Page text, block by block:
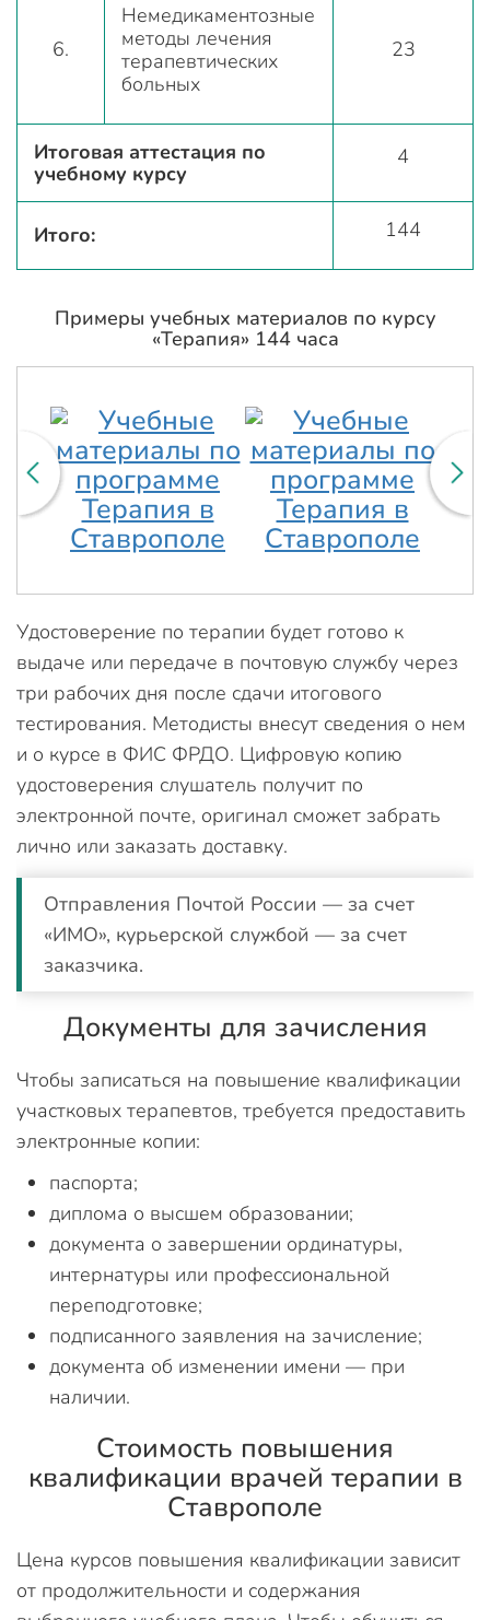
6.
Немедикаментозные
методы лечения
терапевтических
больных
23
Итоговая аттестация по
учебному курсу
4
Итого: 144
Примеры учебных материалов по курсу
«Терапия» 144 часа
Удостоверение по терапии будет готово к
выдаче или передаче в почтовую службу через
три рабочих дня после сдачи итогового
тестирования. Методисты внесут сведения о нем
и о курсе в ФИС ФРДО. Цифровую копию
удостоверения слушатель получит по
электронной почте, оригинал сможет забрать
лично или заказать доставку.
Отправления Почтой России — за счет
«ИМО», курьерской службой — за счет
заказчика.
Документы для зачисления
Чтобы записаться на повышение квалификации
участковых терапевтов, требуется предоставить
электронные копии:
паспорта;
диплома о высшем образовании;
документа о завершении ординатуры,
интернатуры или профессиональной
переподготовке;
подписанного заявления на зачисление;
документа об изменении имени — при
наличии.
Стоимость повышения
квалификации врачей терапии в
Ставрополе
Цена курсов повышения квалификации зависит
от продолжительности и содержания